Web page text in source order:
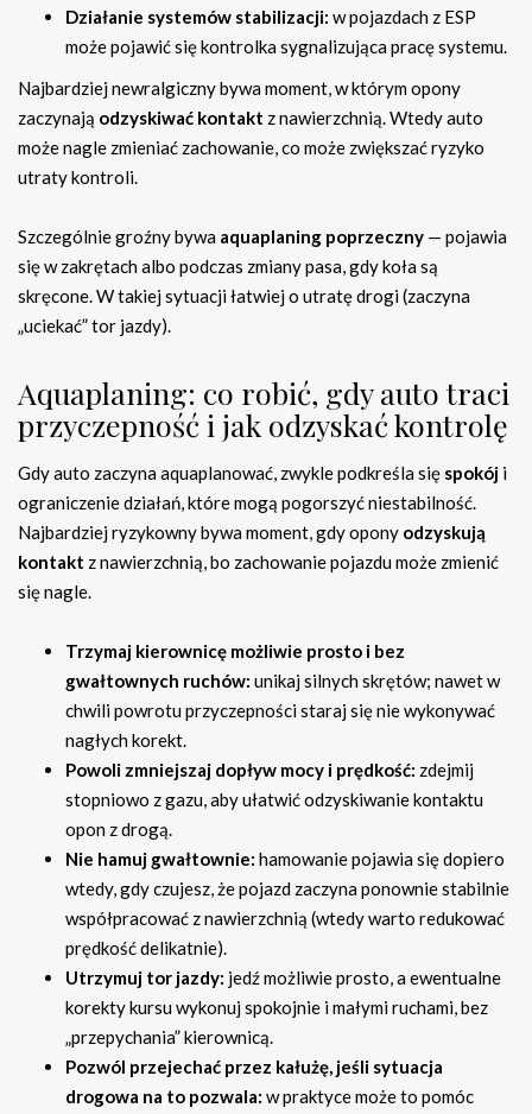
Działanie systemów stabilizacji: w pojazdach z ESP
może pojawić się kontrolka sygnalizująca pracę systemu.
Najbardziej newralgiczny bywa moment, w którym opony
zaczynają odzyskiwać kontakt z nawierzchnią. Wtedy auto
może nagle zmieniać zachowanie, co może zwiększać ryzyko
utraty kontroli.
Szczególnie groźny bywa aquaplaning poprzeczny — pojawia
się w zakrętach albo podczas zmiany pasa, gdy koła są
skręcone. W takiej sytuacji łatwiej o utratę drogi (zaczyna
„uciekać” tor jazdy).
Aquaplaning: co robić, gdy auto traci
przyczepność i jak odzyskać kontrolę
Gdy auto zaczyna aquaplanować, zwykle podkreśla się spokój i
ograniczenie działań, które mogą pogorszyć niestabilność.
Najbardziej ryzykowny bywa moment, gdy opony odzyskują
kontakt z nawierzchnią, bo zachowanie pojazdu może zmienić
się nagle.
Trzymaj kierownicę możliwie prosto i bez
gwałtownych ruchów: unikaj silnych skrętów; nawet w
chwili powrotu przyczepności staraj się nie wykonywać
nagłych korekt.
Powoli zmniejszaj dopływ mocy i prędkość: zdejmij
stopniowo z gazu, aby ułatwić odzyskiwanie kontaktu
opon z drogą.
Nie hamuj gwałtownie: hamowanie pojawia się dopiero
wtedy, gdy czujesz, że pojazd zaczyna ponownie stabilnie
współpracować z nawierzchnią (wtedy warto redukować
prędkość delikatnie).
Utrzymuj tor jazdy: jedź możliwie prosto, a ewentualne
korekty kursu wykonuj spokojnie i małymi ruchami, bez
„przepychania” kierownicą.
Pozwól przejechać przez kałużę, jeśli sytuacja
drogowa na to pozwala: w praktyce może to pomóc